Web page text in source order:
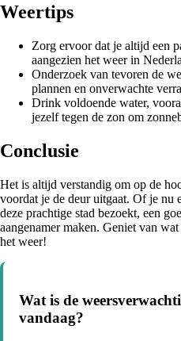
Weertips
Zorg ervoor dat je altijd een
aangezien het weer in
Onderzoek van tevoren de
plannen en onverwachte
Drink voldoende water,
jezelf tegen de zon om
Conclusie
Het is altijd verstandig om op de
voordat je de deur uitgaat. Of je nu
deze prachtige stad bezoekt, een
aangenamer maken. Geniet van
het weer!
Wat is de
vandaag?